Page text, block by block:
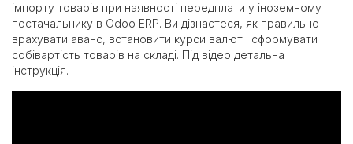
імпорту товарів при наявності передплати у іноземному
постачальнику в Odoo ERP. Ви дізнаєтеся, як правильно
врахувати аванс, встановити курси валют і сформувати
собівартість товарів на складі. Під відео детальна
інструкція.